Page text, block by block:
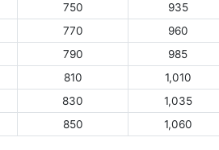
750 935
770 960
790 985
810 1,010
830 1,035
850 1,060